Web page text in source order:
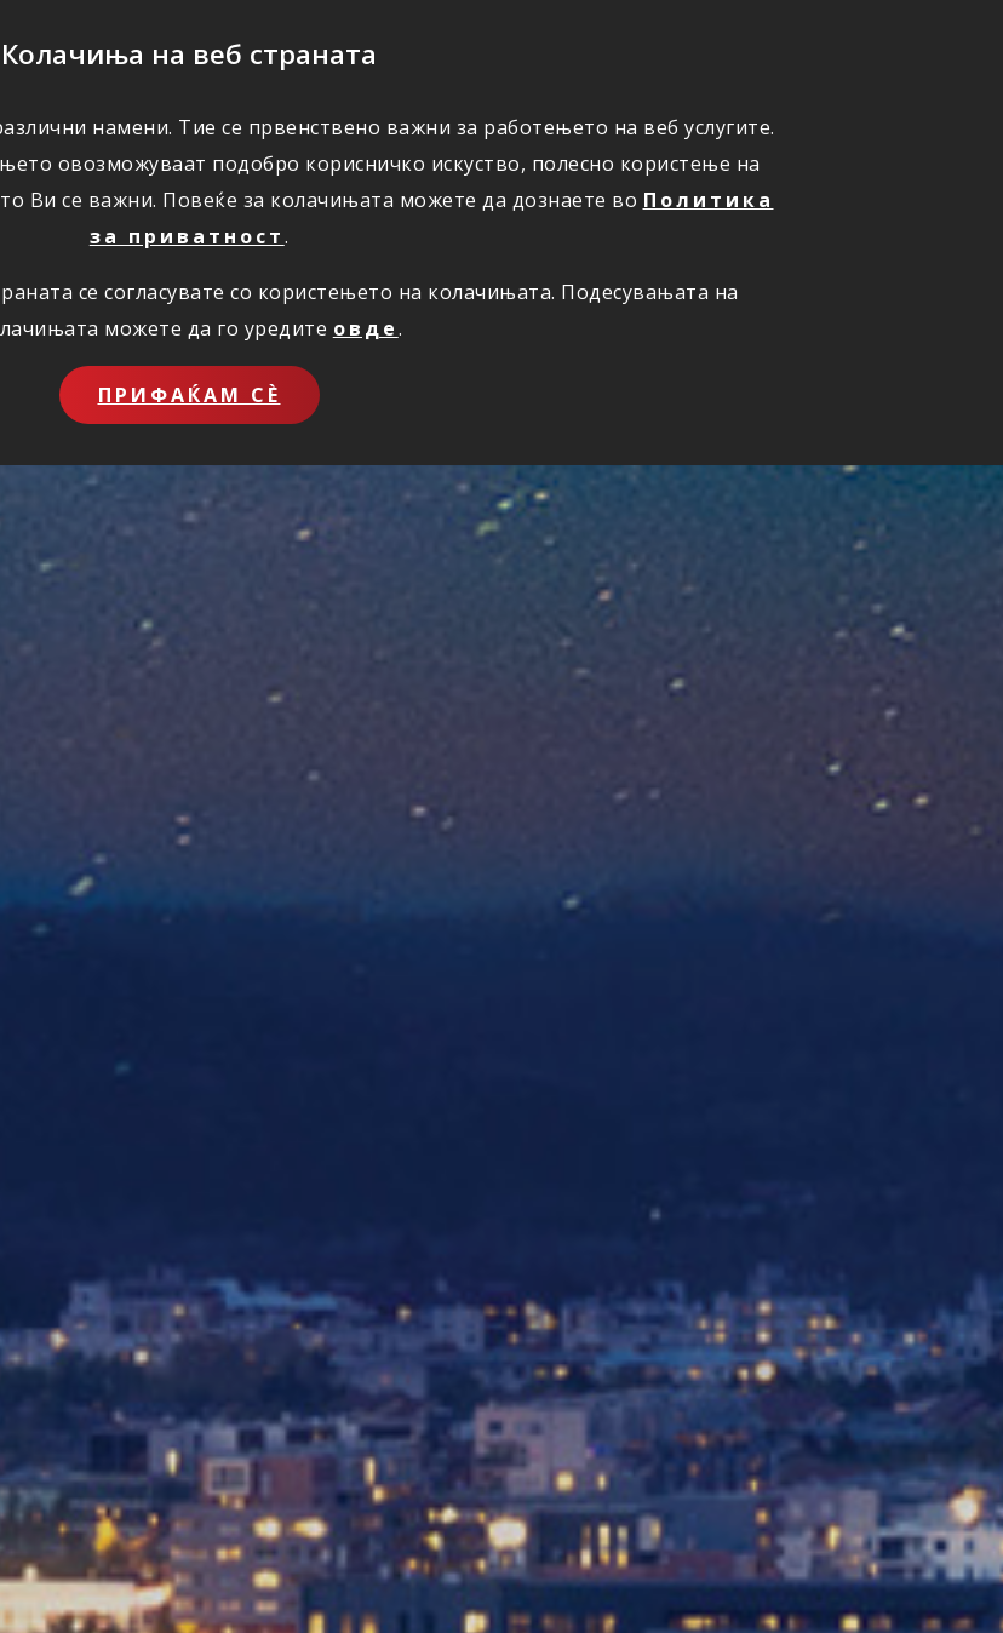
Колачиња на веб страната
намени. Тие се првенствено важни за работењето на веб услугите.
овозможуваат подобро корисничко искуство, полесно користење на
Ви се важни. Повеќе за колачињата можете да дознаете во Политика
за приватност.
се согласувате со користењето на колачињата. Подесувањата на
можете да го уредите овде.
ПРИФАЌАМ СЀ
КОРИСНО ЗА НАС ОНЛАЈН ПРИЈАВИ ШТЕТА